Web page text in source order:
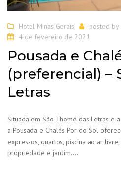
Hotel Minas Gerais posted by
4 de fevereiro de 2021
Pousada e
(preferencial) –
Letras
Situada em São Thomé das Letras e
a Pousada e Chalés Por do Sol
expressos, quartos, piscina ao ar
propriedade e jardim….